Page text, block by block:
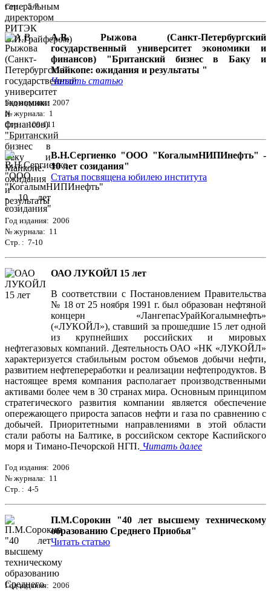
Стр. : 5-7
А.В. Рыжова (Санкт-Петербургский
государственный университет экономики и
финансов) "Британский бизнес в Баку и
Майкопе: ожидания и результаты "
Читать статью
Год издания: 2007
№ журнала: 1
Стр. : 109-111
В.Н.Сергиенко "ООО "КогалымНИПИнефть" -
10 лет созидания"
Статья посвящена юбилею института
Год издания: 2006
№ журнала: 11
Стр. : 7-10
ОАО ЛУКОЙЛ 15 лет
В соответствии с Постановлением Правительства
№ 18 от 25 ноября 1991 г. был образован нефтяной
концерн «ЛангепасУрайКогалымнефть»
(«ЛУКОЙЛ»), ставший за прошедшие 15 лет одной
из крупнейших российских и мировых
нефтегазовых компаний. Деятельность ОАО «НК «ЛУКОЙЛ»
характеризуется стабильным ростом объемов добычи нефти,
развитием нефтепереработки и реализации нефтепродуктов. В
настоящее время компания располагает производственными
активами более чем в 30 странах мира. Основным принципом
стратегического развития компании является обеспечение
опережающего прироста запасов нефти и газа по сравнению с
добычей. Приоритетными направлениями в этой области
стали работы на Балтике, в российском секторе Каспийского
моря и Тимано-Печорской НГП. Читать далее
Год издания: 2006
№ журнала: 11
Стр. : 4-5
П.М.Сорокин "40 лет высшему техническому
образованию Среднего Приобья"
Читать статью
Год издания: 2006